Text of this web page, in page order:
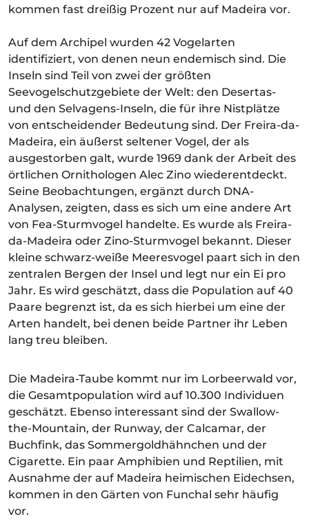
kommen fast dreißig Prozent nur auf Madeira vor.
Auf dem Archipel wurden 42 Vogelarten
identifiziert, von denen neun endemisch sind. Die
Inseln sind Teil von zwei der größten
Seevogelschutzgebiete der Welt: den Desertas-
und den Selvagens-Inseln, die für ihre Nistplätze
von entscheidender Bedeutung sind. Der Freira-da-
Madeira, ein äußerst seltener Vogel, der als
ausgestorben galt, wurde 1969 dank der Arbeit des
örtlichen Ornithologen Alec Zino wiederentdeckt.
Seine Beobachtungen, ergänzt durch DNA-
Analysen, zeigten, dass es sich um eine andere Art
von Fea-Sturmvogel handelte. Es wurde als Freira-
da-Madeira oder Zino-Sturmvogel bekannt. Dieser
kleine schwarz-weiße Meeresvogel paart sich in den
zentralen Bergen der Insel und legt nur ein Ei pro
Jahr. Es wird geschätzt, dass die Population auf 40
Paare begrenzt ist, da es sich hierbei um eine der
Arten handelt, bei denen beide Partner ihr Leben
lang treu bleiben.
Die Madeira-Taube kommt nur im Lorbeerwald vor,
die Gesamtpopulation wird auf 10.300 Individuen
geschätzt. Ebenso interessant sind der Swallow-
the-Mountain, der Runway, der Calcamar, der
Buchfink, das Sommergoldhähnchen und der
Cigarette. Ein paar Amphibien und Reptilien, mit
Ausnahme der auf Madeira heimischen Eidechsen,
kommen in den Gärten von Funchal sehr häufig
vor.